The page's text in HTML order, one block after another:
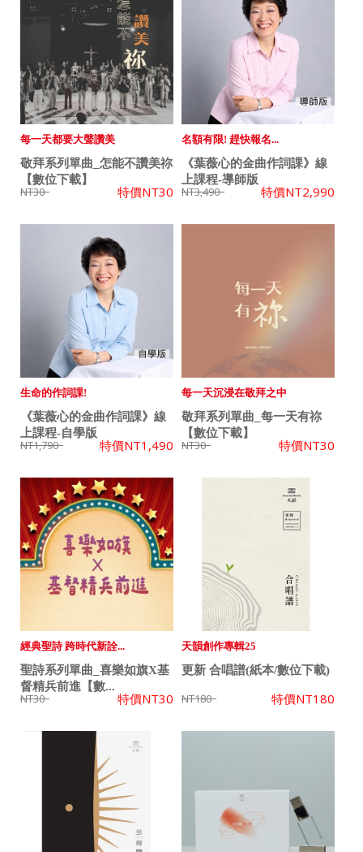
每一天都要大聲讚美
敬拜系列單曲_怎能不讚美祢
【數位下載】
NT30 特價NT30
名額有限! 趕快報名...
《葉薇心的金曲作詞課》線
上課程-導師版
NT3,490 特價NT2,990
生命的作詞課!
《葉薇心的金曲作詞課》線
上課程-自學版
NT1,790 特價NT1,490
每一天沉浸在敬拜之中
敬拜系列單曲_每一天有祢
【數位下載】
NT30 特價NT30
經典聖詩 跨時代新詮...
聖詩系列單曲_喜樂如旗X基
督精兵前進【數...
NT30 特價NT30
天韻創作專輯25
更新 合唱譜(紙本/數位下載)
NT180 特價NT180